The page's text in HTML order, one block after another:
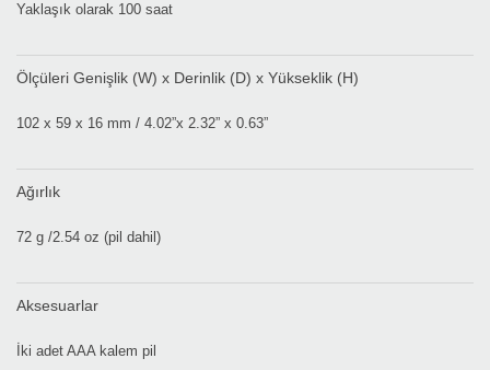
Yaklaşık olarak 100 saat
Ölçüleri Genişlik (W) x Derinlik (D) x Yükseklik (H)
102 x 59 x 16 mm / 4.02”x 2.32” x 0.63”
Ağırlık
72 g /2.54 oz (pil dahil)
Aksesuarlar
İki adet AAA kalem pil